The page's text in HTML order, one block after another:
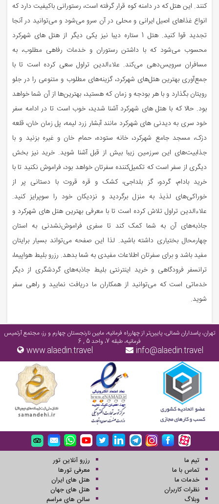
کنند. این هتل که در دامنه کوه قرار گرفته است، رستورانی باکیفیت دارد که
انواع غذاهای اصیل ایرانی و محلی در آن سرو می‌شود و می‌توانید در آنجا
تجدید قوا کنید. هتل 1 ستاره دیبا نیز یکی دیگر از هتل های شهرکرد
محسوب می‌شود که با داشتن رستوران و خدمات رفاهی مطلوب، به
مسافران سرویس‌دهی می‌کند. علاءالدین تراول سعی کرده است تا با
جمع‌آوری بهترین هتل‌های شهرکرد، گزینه‌های مطلوب و متنوعی را در جلو
رویتان بگذارد و با هر بودجه و زمان که هستید، بهترین‌ها از آن شما خواهد
بود. حالا که با هتل های شهرکرد آشنا شدید، خوب است تا در ادامه سفر
خود سری به دیدنی های شهرکرد مانند آبشار زرد لیمه، پل زمان خان، قلعه
دزک، مسجد جامع شهرکرد، خانه ستوده، حمام خان و غیره بزنید و با
جذابیت‌های این سرزمین زیبا بیش از قبل آشنا شوید. خرید نیز بخش
دیگری از سفر است که تکمیل‌کننده سفرتان خواهد بود، فراموش نکنید تا با
خرید بادام، گردو، گز بلداجی، کشک و قره قروت با دستانی پر از
خوراکی‌های لذیذ به منزل برگردید و نزدیکان خود را سوپرایز کنید.
علاءالدین تراول تلاش کرده است تا با معرفی بهترین هتل های شهرکرد و
جاذبه‌های آن به شما کمک کند تا سفری فراموش‌نشدنی به استان
چهارمحال بختیاری داشته باشید. لذا این صفحه می‌تواند بسیار برایتان
مفید باشد و برای سفرتان اطلاعات مفیدی به شما بدهد. رزرو بلیط هواپیما،
ترانسفر فرودگاهی و خرید اینترنتی بلیط جاذبه‌های گردشگری از دیگر
خدماتی است که می‌توانید از همکاران ما دریافت نمایید و راهی سفر
شوید.
تهران، پاسداران شمالی، پایین‌تر از چهارراه فرمانیه، مابین نارنجستان چهارم و رز، مجتمع آرتمیس
فرمانیه، طبقه 7، واحد 5 , 6
info@alaedin.travel
www.alaedin.travel
تیم ما
تماس با ما
خدمات ما
نظرات کاربران
وبلاگ
رزرو آنلاین تور
معرفی تورها
هتل های ایران
هتل های جهان
سالن های مراسم